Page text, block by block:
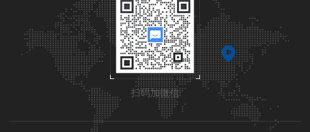
扫码加微信